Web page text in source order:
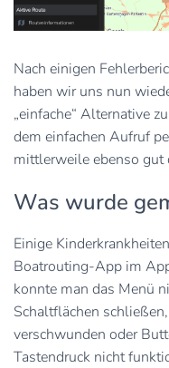
Nach einigen
haben wir uns nun
„einfache“ Alternative
dem einfachen Aufruf
mittlerweile ebenso gut
Was wurde
Einige
Boatrouting-App im
konnte man das Menü
Schaltflächen
verschwunden oder
Tastendruck nicht